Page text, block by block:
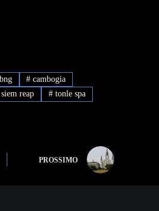
# cambogia
siem reap # tonle spa
PROSSIMO